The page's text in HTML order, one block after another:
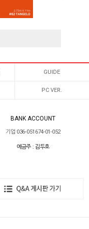
GUIDE
PC VER.
BANK ACCOUNT
기업 036-051674-01-052
예금주 : 김두호